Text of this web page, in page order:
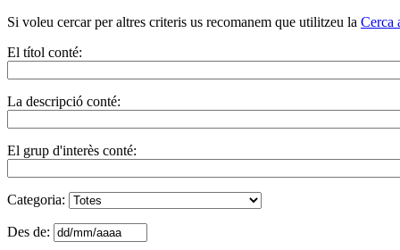
Si voleu cercar per altres criteris us recomanem que utilitzeu la Cerca
El títol conté:
La descripció conté:
El grup d'interès conté:
Categoria:
Des de: